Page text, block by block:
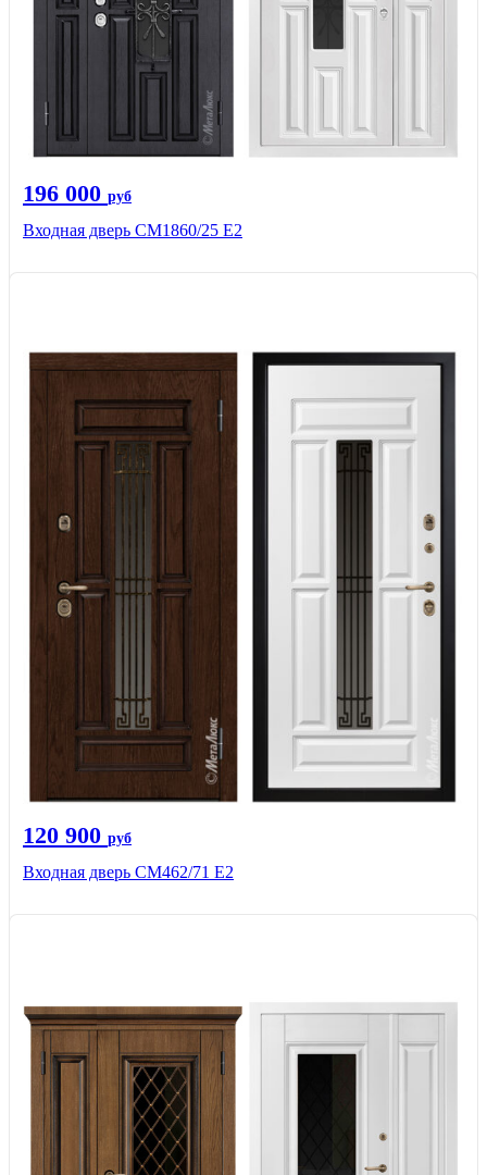
196 000 руб
Входная дверь СМ1860/25 Е2
120 900 руб
Входная дверь СМ462/71 Е2